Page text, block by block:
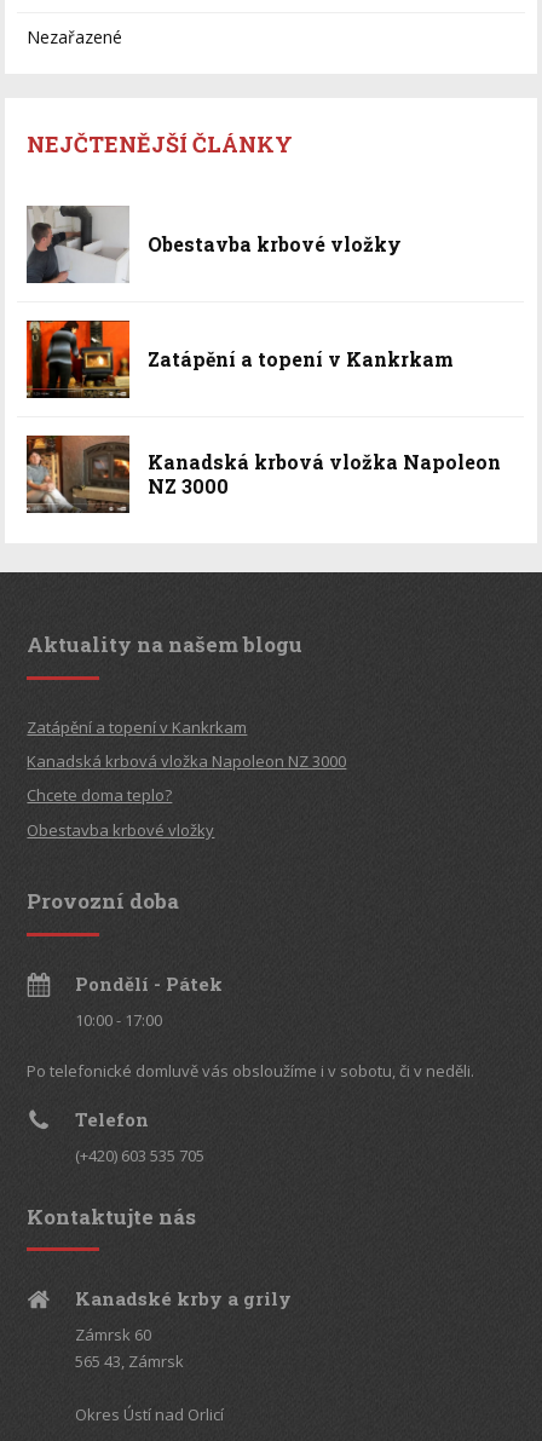
Nezařazené
NEJČTENĚJŠÍ ČLÁNKY
Obestavba krbové vložky
Zatápění a topení v Kankrkam
Kanadská krbová vložka Napoleon
NZ 3000
Aktuality na našem blogu
Zatápění a topení v Kankrkam
Kanadská krbová vložka Napoleon NZ 3000
Chcete doma teplo?
Obestavba krbové vložky
Provozní doba
Pondělí - Pátek
10:00 - 17:00
Po telefonické domluvě vás obsloužíme i v sobotu, či v neděli.
Telefon
(+420) 603 535 705
Kontaktujte nás
Kanadské krby a grily
Zámrsk 60
565 43, Zámrsk
Okres Ústí nad Orlicí